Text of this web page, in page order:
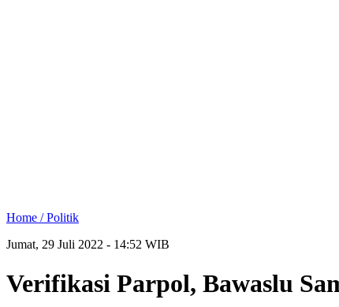
Home /Politik
Jumat, 29 Juli 2022 - 14:52 WIB
Verifikasi Parpol, Bawaslu